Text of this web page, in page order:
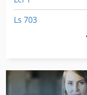
Ls 703
その他